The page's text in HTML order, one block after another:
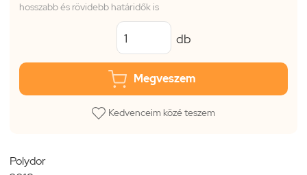
hosszabb és rövidebb határidők is
db
Megveszem
Kedvenceim közé teszem
Polydor